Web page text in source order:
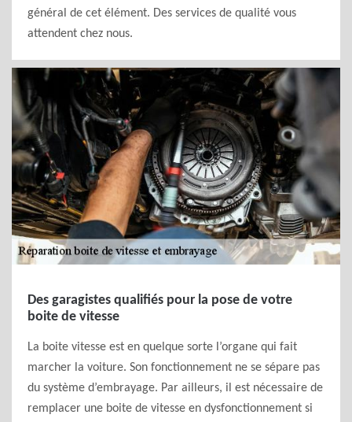
général de cet élément. Des services de qualité vous
attendent chez nous.
Des garagistes qualifiés pour la pose de votre
boite de vitesse
La boite vitesse est en quelque sorte l’organe qui fait
marcher la voiture. Son fonctionnement ne se sépare pas
du système d’embrayage. Par ailleurs, il est nécessaire de
remplacer une boite de vitesse en dysfonctionnement si